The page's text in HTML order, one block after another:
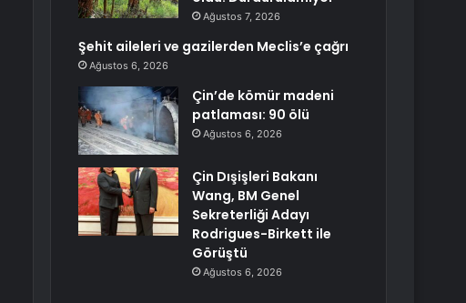
Ağustos 7, 2026
Şehit aileleri ve gazilerden Meclis’e çağrı
Ağustos 6, 2026
Çin’de kömür madeni
patlaması: 90 ölü
Ağustos 6, 2026
Çin Dışişleri Bakanı
Wang, BM Genel
Sekreterliği Adayı
Rodrigues-Birkett ile
Görüştü
Ağustos 6, 2026